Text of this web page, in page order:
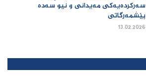
سەرکردەیەکی مەیدانی و نیو سەدە
پێشمەرگاتی
13.02.2026